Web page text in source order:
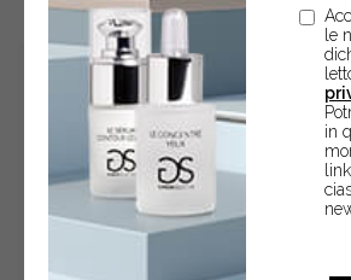
le
in
quantity